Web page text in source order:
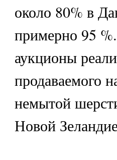
около 80% в
примерно 95
аукционы
продаваемого
немытой
Новой